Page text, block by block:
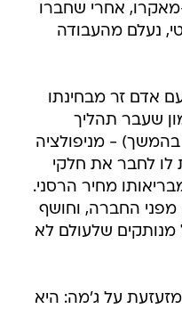
מאקרו, אחרי שחברו
נעלם מהעבודה
עם אדם זר מבחינתו
שעבר תהליך
- מניפולציה
לחבר את חלקי
מחיר הרסני.
החברה, וחושף
שלעולם לא
על ג'מה: היא